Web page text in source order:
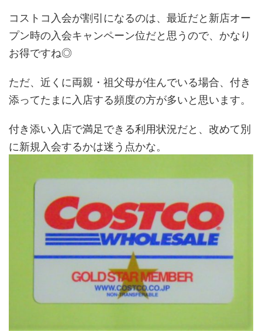
コストコ入会が割引になるのは、最近だと新店オー
プン時の入会キャンペーン位だと思うので、かなり
お得ですね◎
ただ、近くに両親・祖父母が住んでいる場合、付き
添ってたまに入店する頻度の方が多いと思います。
付き添い入店で満足できる利用状況だと、改めて別
に新規入会するかは迷う点かな。